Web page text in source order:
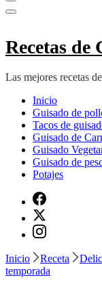
Recetas de
Las mejores recetas
Inicio
Guisado de
Tacos de
Guisado de
Guisado
Guisado de
Potajes
Inicio Receta
temporada